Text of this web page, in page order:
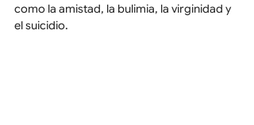
como la amistad, la bulimia, la virginidad y
el suicidio.